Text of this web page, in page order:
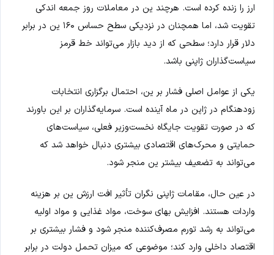
ارز را زنده کرده است. هرچند ین در معاملات روز جمعه اندکی
تقویت شد، اما همچنان در نزدیکی سطح حساس ۱۶۰ ین در برابر
دلار قرار دارد؛ سطحی که از دید بازار می‌تواند خط قرمز
سیاست‌گذاران ژاپنی باشد.
یکی از عوامل اصلی فشار بر ین، احتمال برگزاری انتخابات
زودهنگام در ژاپن در ماه آینده است. سرمایه‌گذاران بر این باورند
که در صورت تقویت جایگاه نخست‌وزیر فعلی، سیاست‌های
حمایتی و محرک‌های اقتصادی بیشتری دنبال خواهد شد که
می‌تواند به تضعیف بیشتر ین منجر شود.
در عین حال، مقامات ژاپنی نگران تأثیر افت ارزش ین بر هزینه
واردات هستند. افزایش بهای سوخت، مواد غذایی و مواد اولیه
می‌تواند به رشد تورم مصرف‌کننده منجر شود و فشار بیشتری بر
اقتصاد داخلی وارد کند؛ موضوعی که میزان تحمل دولت در برابر